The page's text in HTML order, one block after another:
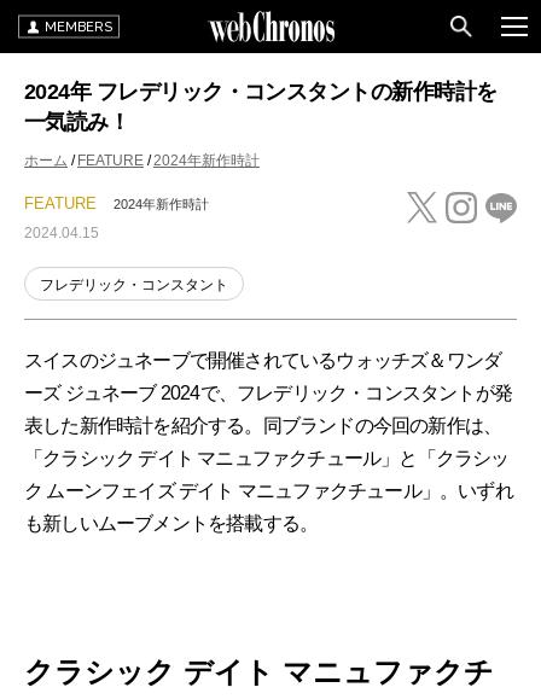
MEMBERS
2024年 フレデリック・コンスタントの新作時計を
一気読み！
ホーム FEATURE 2024年新作時計
FEATURE 2024年新作時計
2024.04.15
フレデリック・コンスタント
スイスのジュネーブで開催されているウォッチズ＆ワンダ
ーズ ジュネーブ 2024で、フレデリック・コンスタントが発
表した新作時計を紹介する。同ブランドの今回の新作は、
「クラシック デイト マニュファクチュール」と「クラシッ
ク ムーンフェイズ デイト マニュファクチュール」。いずれ
も新しいムーブメントを搭載する。
クラシック デイト マニュファクチ